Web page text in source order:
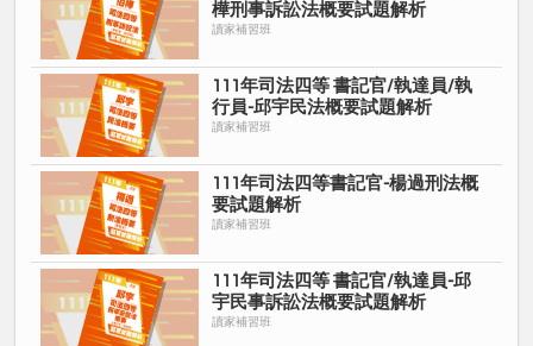
樺刑事訴訟法概要試題解析
讀家補習班
111年司法四等 書記官/執達員/執
行員-邱宇民法概要試題解析
讀家補習班
111年司法四等書記官-楊過刑法概
要試題解析
讀家補習班
111年司法四等 書記官/執達員-邱
宇民事訴訟法概要試題解析
讀家補習班